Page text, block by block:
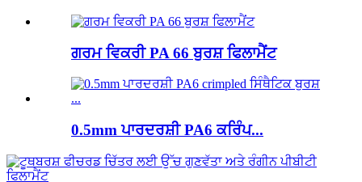
ਗਰਮ ਵਿਕਰੀ PA 66 ਬੁਰਸ਼ ਫਿਲਾਮੈਂਟ
0.5mm ਪਾਰਦਰਸ਼ੀ PA6 ਕਰਿੰਪ...